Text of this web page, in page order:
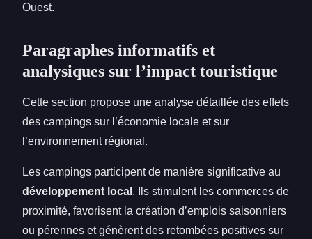
Ouest.
Paragraphes informatifs et
analysiques sur l’impact touristique
Cette section propose une analyse détaillée des effets
des campings sur l’économie locale et sur
l’environnement régional.
Les campings participent de manière significative au
développement local . Ils stimulent les commerces de
proximité, favorisent la création d’emplois saisonniers
ou pérennes et génèrent des retombées positives sur